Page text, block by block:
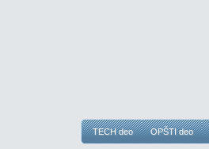
TECH deo OPŠTI deo